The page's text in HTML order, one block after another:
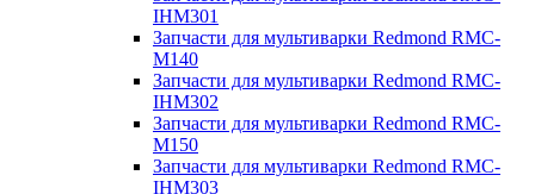
IHM301
Запчасти для мультиварки Redmond RMC-
M140
Запчасти для мультиварки Redmond RMC-
IHM302
Запчасти для мультиварки Redmond RMC-
M150
Запчасти для мультиварки Redmond RMC-
IHM303